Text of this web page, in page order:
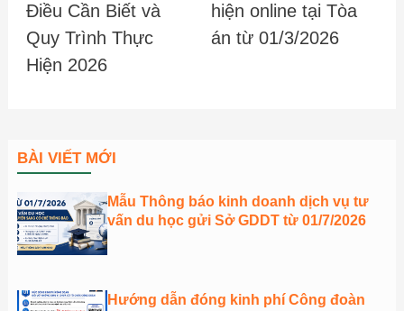
Điều Cần Biết và
Quy Trình Thực
Hiện 2026
hiện online tại Tòa
án từ 01/3/2026
BÀI VIẾT MỚI
Mẫu Thông báo kinh doanh dịch vụ tư
vấn du học gửi Sở GDDT từ 01/7/2026
Hướng dẫn đóng kinh phí Công đoàn